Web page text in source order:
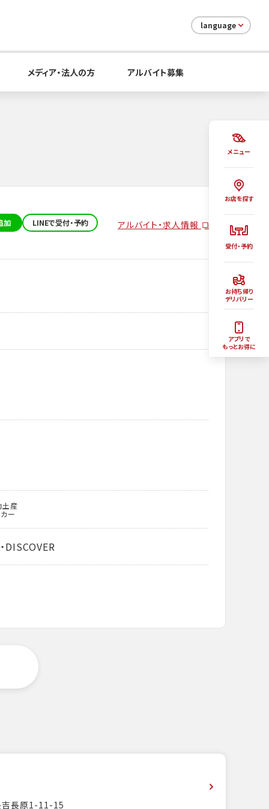
メニュー
お店を探す
受付・予約
お持ち帰り
デリバリー
アプリで
もっとお得に
language
メディア・法人の方 アルバイト募集
加 LINEで受付・予約 アルバイト・求人情報
土産
ー
DISCOVER
吉長原1-11-15